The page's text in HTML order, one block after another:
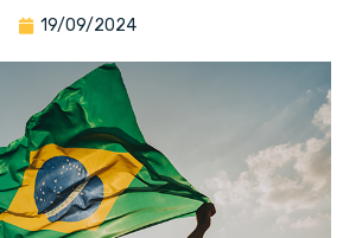
19/09/2024